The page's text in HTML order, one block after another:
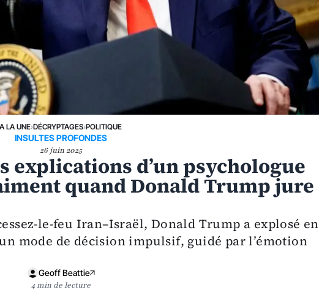
A LA UNE›DÉCRYPTAGES›POLITIQUE
INSULTES PROFONDES
26 juin 2025
explications d’un psychologue
quand Donald Trump jure
le-feu Iran–Israël, Donald Trump a explosé en
mode de décision impulsif, guidé par l’émotion
Geoff Beattie
4 min de lecture